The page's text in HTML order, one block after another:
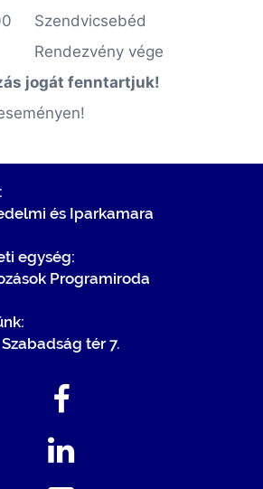
Szendvicsebéd
Rendezvény vége
jogát fenntartjuk!
és Iparkamara
egység:
Programiroda
tér 7.